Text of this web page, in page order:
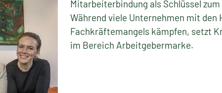
Mitarbeiterbindung als Schlüssel
Während viele Unternehmen mit den
Fachkräftemangels kämpfen, setzt
im Bereich Arbeitgebermarke.